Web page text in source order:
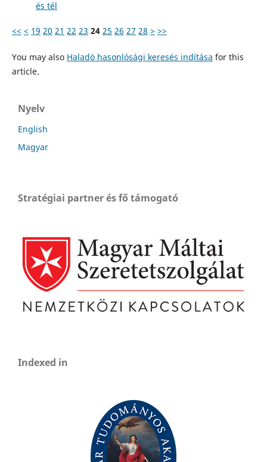
és tél
<< < 19 20 21 22 23 24 25 26 27 28 > >>
You may also Haladó hasonlósági keresés indítása for this
article.
Nyelv
English
Magyar
Stratégiai partner és fő támogató
Indexed in